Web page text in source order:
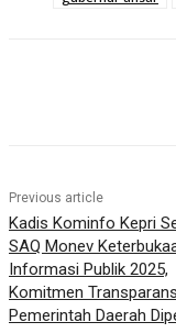
Previous article
Kadis Kominfo Kepri
SAQ Monev
Informasi Publik 2025,
Komitmen
Pemerintah Daerah